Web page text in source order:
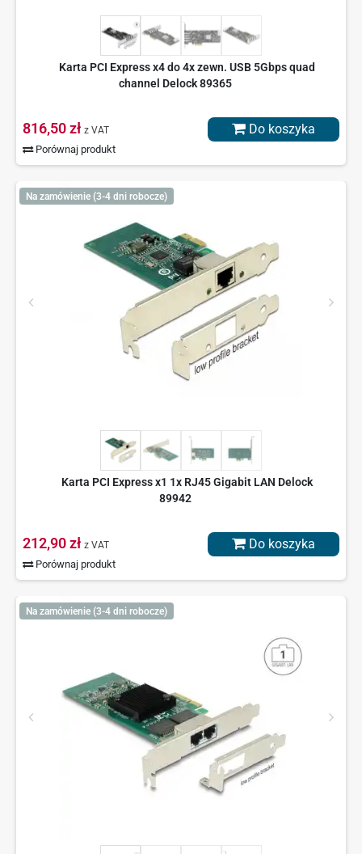
Karta PCI Express x4 do 4x zewn. USB 5Gbps quad
channel Delock 89365
816,50 zł z VAT
Porównaj produkt
Do koszyka
Na zamówienie (3-4 dni robocze)
Karta PCI Express x1 1x RJ45 Gigabit LAN Delock
89942
212,90 zł z VAT
Porównaj produkt
Do koszyka
Na zamówienie (3-4 dni robocze)